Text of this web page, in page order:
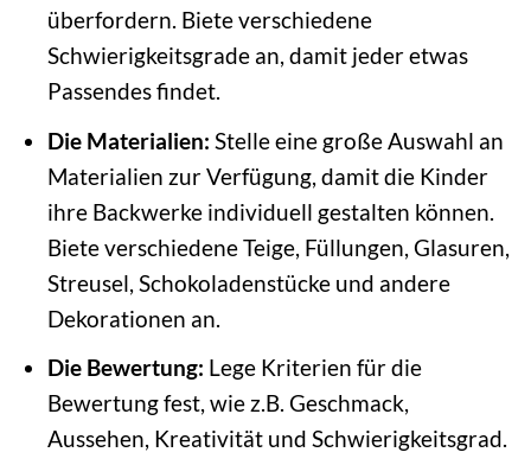
überfordern. Biete verschiedene
Schwierigkeitsgrade an, damit jeder etwas
Passendes findet.
Die Materialien: Stelle eine große Auswahl an
Materialien zur Verfügung, damit die Kinder
ihre Backwerke individuell gestalten können.
Biete verschiedene Teige, Füllungen, Glasuren,
Streusel, Schokoladenstücke und andere
Dekorationen an.
Die Bewertung: Lege Kriterien für die
Bewertung fest, wie z.B. Geschmack,
Aussehen, Kreativität und Schwierigkeitsgrad.